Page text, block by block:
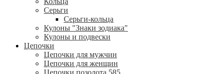
Серьги
Серьги-кольца
Кулоны "Знаки зодиака"
Кулоны и подвески
Цепочки
Цепочки для мужчин
Цепочки для женщин
Цепочки позолота 585